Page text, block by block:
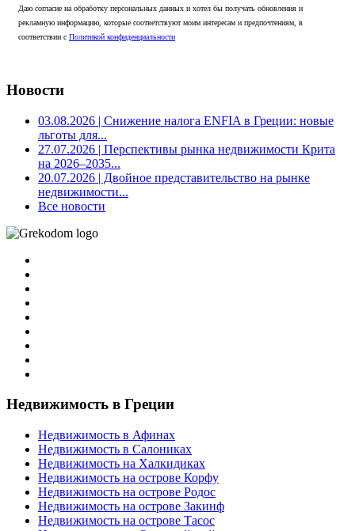
Даю согласие на обработку персональных данных и хотел бы получать обновления и
рекламную информацию, которые соответствуют моим интересам и предпочтениям, в
соответствии с Политикой конфиденциальности
Новости
03.08.2026 | Снижение налога ENFIA в Греции: новые
льготы для...
27.07.2026 | Перспективы рынка недвижимости Крита
на 2026–2035...
20.07.2026 | Двойное представительство на рынке
недвижимости...
Все новости
Недвижимость в Греции
Недвижимость в Афинах
Недвижимость в Салониках
Недвижимость на Халкидиках
Недвижимость на острове Корфу
Недвижимость на острове Родос
Недвижимость на острове Закинф
Недвижимость на острове Тасос